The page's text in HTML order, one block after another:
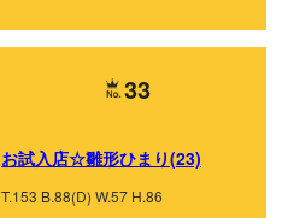
33
お試入店☆雛形ひまり(23)
T.153 B.88(D) W.57 H.86